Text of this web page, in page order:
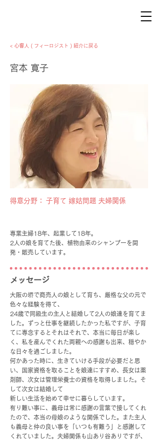
< 心響人 ( フィーロジスト ) 紹介に戻る
宮本 寛子
​得意分野： 子育て 嫁姑問題 夫婦関係
専業主婦18年、起業して18年。
2人の娘を育てた後、植物由来のシャンプーを開
発・販売しています。
​メッセージ
大阪の堺で商売人の娘として育ち、厳格な父の元で
色々な経験を得て、
24歳で同級生の主人と結婚して2人の娘達を育てま
した。ずっと仕事を継続したかった私ですが、子育
てに専念するとそれはそれで、本当に毎日が楽し
く、私を産んでくれた両親への感謝も出来、穏やか
な日々を過ごしました。
何かあった時に、生きていける手段が必要だと思
い、国家資格を取ることを娘達にすすめ、長女は薬
剤師、次女は管理栄養士の資格を取得しました。そ
して次女は結婚して
新しい生活を始めて幸せに暮らしています。
有り難い事に、義母は常に感謝の言葉で接してくれ
たので、本当の母娘のような関係でした。また主人
も義母と仲の良い事を「いつも有難う」と感謝して
くれていました。夫婦関係も山あり谷ありですが、